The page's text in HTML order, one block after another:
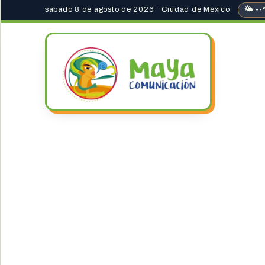
sábado 8 de agosto de 2026 · Ciudad de México 🌤 --